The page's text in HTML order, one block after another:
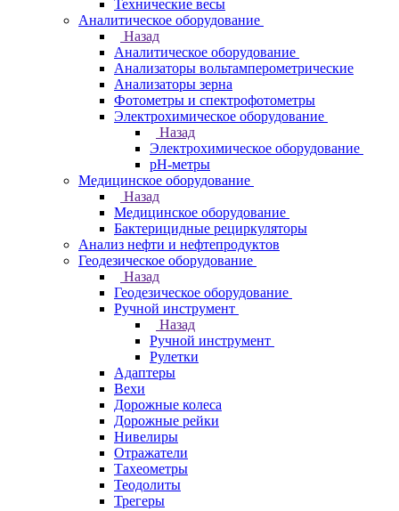
Технические весы
Аналитическое оборудование
Назад
Аналитическое оборудование
Анализаторы вольтамперометрические
Анализаторы зерна
Фотометры и спектрофотометры
Электрохимическое оборудование
Назад
Электрохимическое оборудование
pH-метры
Медицинское оборудование
Назад
Медицинское оборудование
Бактерицидные рециркуляторы
Анализ нефти и нефтепродуктов
Геодезическое оборудование
Назад
Геодезическое оборудование
Ручной инструмент
Назад
Ручной инструмент
Рулетки
Адаптеры
Вехи
Дорожные колеса
Дорожные рейки
Нивелиры
Отражатели
Тахеометры
Теодолиты
Трегеры